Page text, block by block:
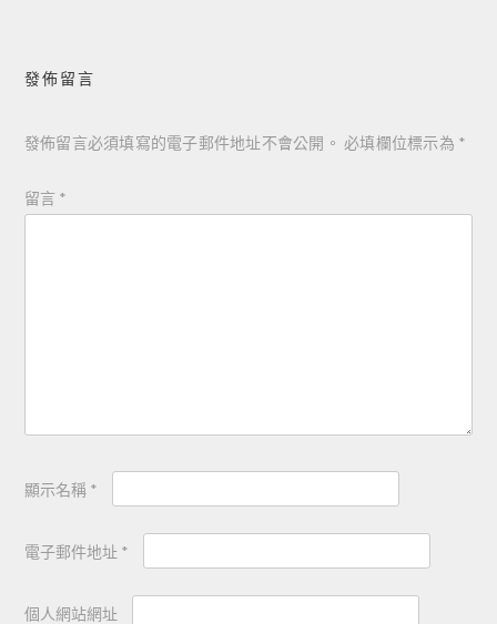
發佈留言
發佈留言必須填寫的電子郵件地址不會公開。 必填欄位標示為 *
留言 *
顯示名稱 *
電子郵件地址 *
個人網站網址